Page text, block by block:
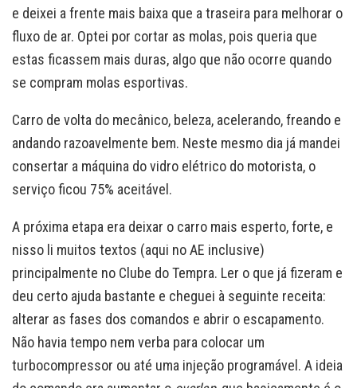
e deixei a frente mais baixa que a traseira para melhorar o
fluxo de ar. Optei por cortar as molas, pois queria que
estas ficassem mais duras, algo que não ocorre quando
se compram molas esportivas.
Carro de volta do mecânico, beleza, acelerando, freando e
andando razoavelmente bem. Neste mesmo dia já mandei
consertar a máquina do vidro elétrico do motorista, o
serviço ficou 75% aceitável.
A próxima etapa era deixar o carro mais esperto, forte, e
nisso li muitos textos (aqui no AE inclusive)
principalmente no Clube do Tempra. Ler o que já fizeram e
deu certo ajuda bastante e cheguei à seguinte receita:
alterar as fases dos comandos e abrir o escapamento.
Não havia tempo nem verba para colocar um
turbocompressor ou até uma injeção programável. A ideia